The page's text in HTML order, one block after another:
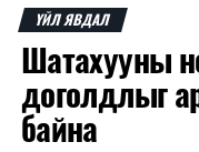
зохион
ангилал,
хариуцлага,
мэргэжлийн
өгчээ.
ҮЙЛ ЯВДАЛ
Шатахууны
доголдлыг
байна